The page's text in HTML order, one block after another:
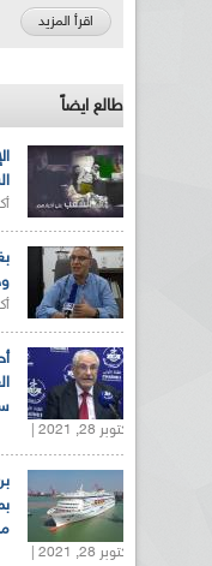
اقرأ المزيد
طالع ايضاً
أكتوبر 28, 2021 |
أكتوبر 28, 2021 |